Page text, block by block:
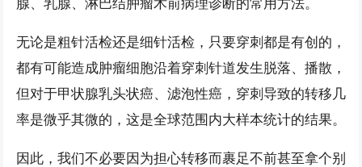
腺、乳腺、淋巴结肿瘤术前病理诊断的常用方法。
无论是粗针活检还是细针活检，只要穿刺都是有创的，
都有可能造成肿瘤细胞沿着穿刺针道发生脱落、播散，
但对于甲状腺乳头状癌、滤泡性癌，穿刺导致的转移几
率是微乎其微的，这是全球范围内大样本统计的结果。
因此，我们不必要因为担心转移而裹足不前甚至拿个别